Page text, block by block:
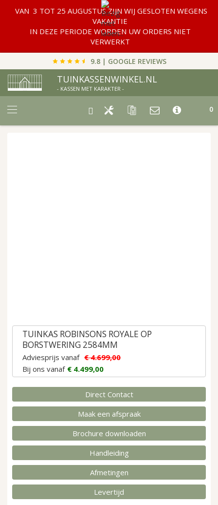
VAN 3 TOT 25 AUGUSTUS ZIJN WIJ GESLOTEN WEGENS
VAKANTIE
IN DEZE PERIODE WORDEN UW ORDERS NIET
VERWERKT
9.8 | GOOGLE REVIEWS
TUINKASSENWINKEL.NL
- KASSEN MET KARAKTER -
0
TUINKAS ROBINSONS ROYALE OP
BORSTWERING 2584MM
Adviesprijs vanaf € 4.699,00
Bij ons vanaf € 4.499,00
naar
begin
van
Direct Contact
Maak een afspraak
Brochure downloaden
Handleiding
Afmetingen
Levertijd